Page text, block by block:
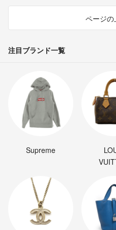
ページの
注目ブランド一覧
Supreme